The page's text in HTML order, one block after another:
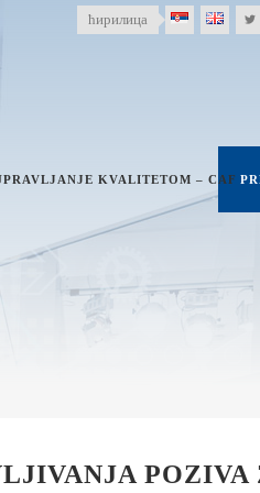
ћирилица
KVALITETOM – CAF
POZIVA